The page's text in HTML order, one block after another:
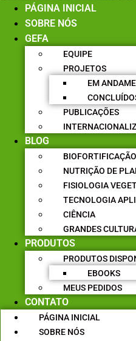
PÁGINA INICIAL
SOBRE NÓS
GEFA
EQUIPE
PROJETOS
EM
PUBLICAÇÕES
BLOG
NUTRIÇÃO DE
FISIOLOGIA
TECNOLOGIA
CIÊNCIA
GRANDES
PRODUTOS
PRODUTOS
EBOOKS
MEUS PEDIDOS
CONTATO
PÁGINA INICIAL
SOBRE NÓS